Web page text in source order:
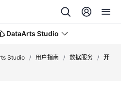
DataArts Studio
Studio / 用户指南 / 数据服务 / 开